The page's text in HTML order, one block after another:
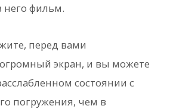
него фильм.
перед вами
экран, и вы можете
состоянии с
погружения, чем в